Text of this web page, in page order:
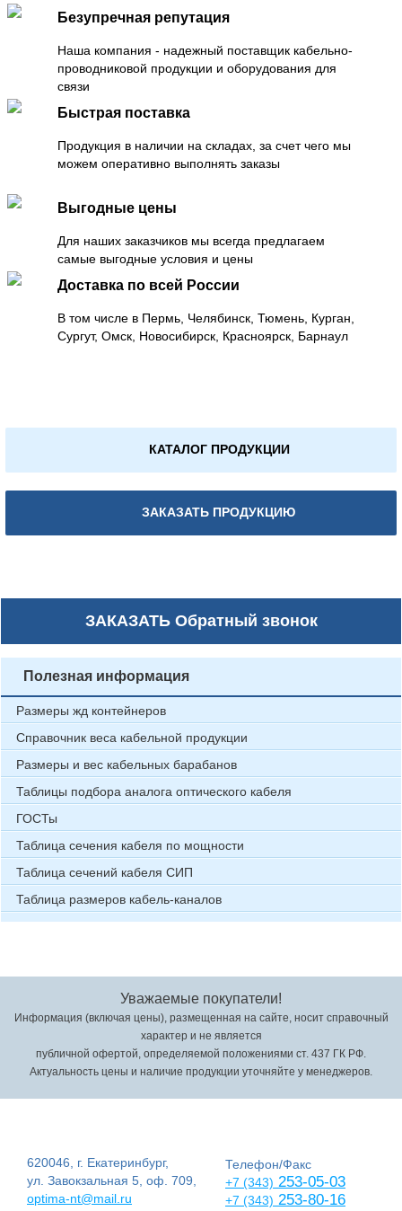
Безупречная репутация
Наша компания - надежный поставщик кабельно-
проводниковой продукции и оборудования для
связи
Быстрая поставка
Продукция в наличии на складах, за счет чего мы
можем оперативно выполнять заказы
Выгодные цены
Для наших заказчиков мы всегда предлагаем
самые выгодные условия и цены
Доставка по всей России
В том числе в Пермь, Челябинск, Тюмень, Курган,
Сургут, Омск, Новосибирск, Красноярск, Барнаул
КАТАЛОГ ПРОДУКЦИИ
ЗАКАЗАТЬ ПРОДУКЦИЮ
ЗАКАЗАТЬОбратный звонок
Полезная информация
Размеры жд контейнеров
Справочник веса кабельной продукции
Размеры и вес кабельных барабанов
Таблицы подбора аналога оптического кабеля
ГОСТы
Таблица сечения кабеля по мощности
Таблица сечений кабеля СИП
Таблица размеров кабель-каналов
Уважаемые покупатели!
Информация (включая цены), размещенная на сайте, носит справочный
характер и не является
публичной офертой, определяемой положениями ст. 437 ГК РФ.
Актуальность цены и наличие продукции уточняйте у менеджеров.
620046, г. Екатеринбург,
ул. Завокзальная 5, оф. 709,
optima-nt@mail.ru
Телефон/Факс
+7 (343) 253-05-03
+7 (343) 253-80-16